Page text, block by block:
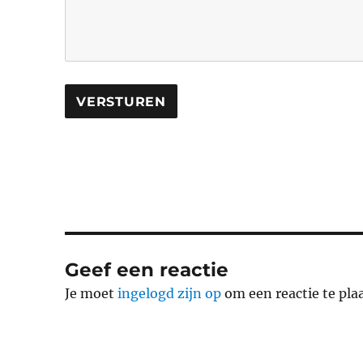
Geef een reactie
Je moetingelogd zijn op om een reactie te